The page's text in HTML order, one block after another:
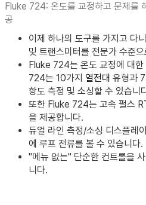
Fluke 724: 온도를 교정하고 문제를
공
이제 하나의 도구를 가지고 다
및 트랜스미터를 전문가 수준
Fluke 724는 온도 교정에 대
724는 10가지 열전대 유형과
항도 측정 및 소싱할 수 있습니
또한 Fluke 724는 고속 펄스
을 제공합니다.
듀얼 라인 측정/소싱 디스플레
에 루프 전류를 볼 수 있습니다.
"메뉴 없는" 단순한 컨트롤을
니다.